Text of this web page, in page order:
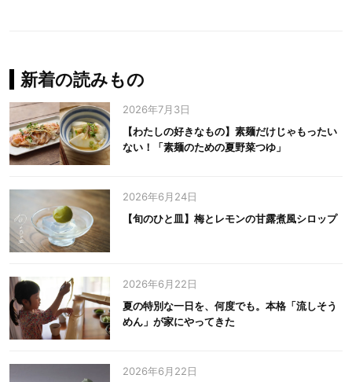
新着の読みもの
2026年7月3日
【わたしの好きなもの】素麺だけじゃもったい
ない！「素麺のための夏野菜つゆ」
2026年6月24日
【旬のひと皿】梅とレモンの甘露煮風シロップ
2026年6月22日
夏の特別な一日を、何度でも。本格「流しそう
めん」が家にやってきた
2026年6月22日